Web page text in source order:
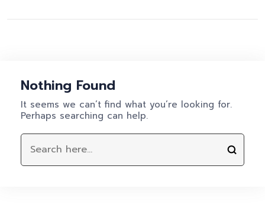
Nothing Found
It seems we can’t find what you’re looking for.
Perhaps searching can help.